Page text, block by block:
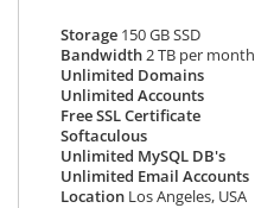
Storage 150 GB SSD
Bandwidth2 TB per month
Unlimited Domains
Unlimited Accounts
Free SSL Certificate
Softaculous
Unlimited MySQL DB's
Unlimited Email Accounts
Location Los Angeles, USA